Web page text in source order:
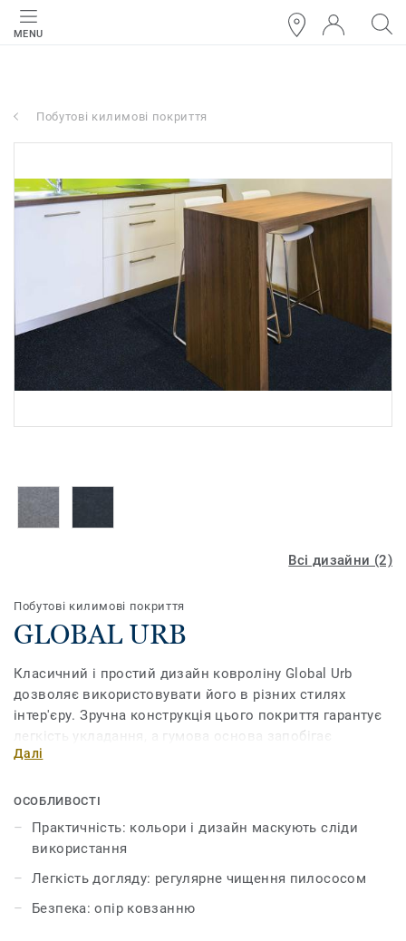
MENU
Побутові килимові покриття
Всі дизайни (2)
Побутові килимові покриття
GLOBAL URB
Класичний і простий дизайн ковроліну Global Urb
дозволяє використовувати його в різних стилях
інтер'єру. Зручна конструкція цього покриття гарантує
легкість укладання, а гумова основа запобігає
зісковзуванню та надійно тримає ковролін на місці.
віталень.
Далі
ОСОБЛИВОСТІ
Практичність: кольори і дизайн маскують сліди
використання
Легкість догляду: регулярне чищення пилососом
Безпека: опір ковзанню